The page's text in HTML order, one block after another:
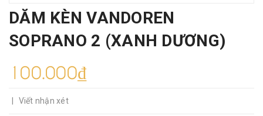
DĂM KÈN VANDOREN
SOPRANO 2 (XANH DƯƠNG)
100.000₫
Viết nhận xét